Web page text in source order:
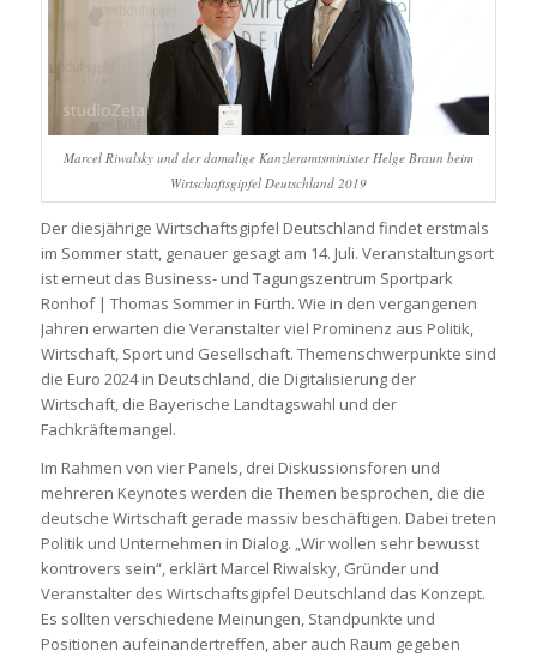
Marcel Riwalsky und der damalige Kanzleramtsminister Helge Braun beim
Wirtschaftsgipfel Deutschland 2019
Der diesjährige Wirtschaftsgipfel Deutschland findet erstmals
im Sommer statt, genauer gesagt am 14. Juli. Veranstaltungsort
ist erneut das Business- und Tagungszentrum Sportpark
Ronhof | Thomas Sommer in Fürth. Wie in den vergangenen
Jahren erwarten die Veranstalter viel Prominenz aus Politik,
Wirtschaft, Sport und Gesellschaft. Themenschwerpunkte sind
die Euro 2024 in Deutschland, die Digitalisierung der
Wirtschaft, die Bayerische Landtagswahl und der
Fachkräftemangel.
Im Rahmen von vier Panels, drei Diskussionsforen und
mehreren Keynotes werden die Themen besprochen, die die
deutsche Wirtschaft gerade massiv beschäftigen. Dabei treten
Politik und Unternehmen in Dialog. „Wir wollen sehr bewusst
kontrovers sein“, erklärt Marcel Riwalsky, Gründer und
Veranstalter des Wirtschaftsgipfel Deutschland das Konzept.
Es sollten verschiedene Meinungen, Standpunkte und
Positionen aufeinandertreffen, aber auch Raum gegeben